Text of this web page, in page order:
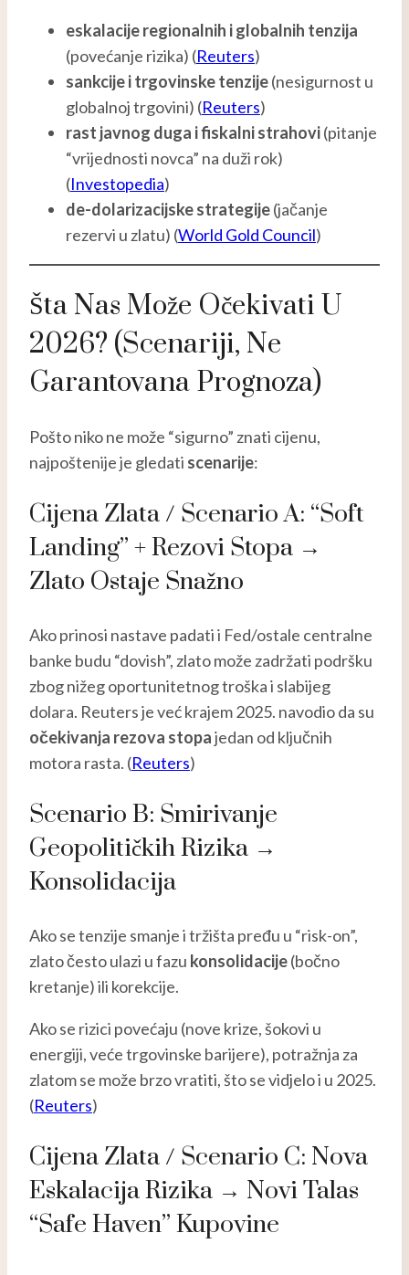
eskalacije regionalnih i globalnih tenzija
(povećanje rizika) (Reuters)
sankcije i trgovinske tenzije(nesigurnost u
globalnoj trgovini) (Reuters)
rast javnog duga i fiskalni strahovi(pitanje
“vrijednosti novca” na duži rok)
(Investopedia)
de-dolarizacijske strategije(jačanje
rezervi u zlatu) (World Gold Council)
Šta Nas Može Očekivati U
2026? (scenariji, Ne
Garantovana Prognoza)
Pošto niko ne može “sigurno” znati cijenu,
najpoštenije je gledati scenarije:
Cijena Zlata / Scenario A: “Soft
Landing” + Rezovi Stopa →
Zlato Ostaje Snažno
Ako prinosi nastave padati i Fed/ostale centralne
banke budu “dovish”, zlato može zadržati podršku
zbog nižeg oportunitetnog troška i slabijeg
dolara. Reuters je već krajem 2025. navodio da su
očekivanja rezova stopajedan od ključnih
motora rasta. (Reuters)
Scenario B: Smirivanje
Geopolitičkih Rizika →
Konsolidacija
Ako se tenzije smanje i tržišta pređu u “risk-on”,
zlato često ulazi u fazu konsolidacije(bočno
kretanje) ili korekcije.
Ako se rizici povećaju (nove krize, šokovi u
energiji, veće trgovinske barijere), potražnja za
zlatom se može brzo vratiti, što se vidjelo i u 2025.
(Reuters)
Cijena Zlata / Scenario C: Nova
Eskalacija Rizika → Novi Talas
“safe Haven” Kupovine